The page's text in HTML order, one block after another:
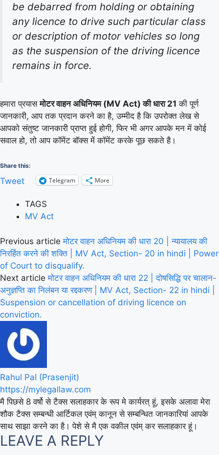
be debarred from holding or obtaining
any licence to drive such particular class
or description of motor vehicles so long
as the suspension of the driving licence
remains in force.
हमारा प्रयासमोटर वाहन अधिनियम (MV Act) की धारा 21 की पूर्ण
जानकारी, आप तक प्रदान करने का है, उम्मीद है कि उपरोक्त लेख से
आपको संतुष्ट जानकारी प्राप्त हुई होगी, फिर भी अगर आपके मन में कोई
सवाल हो, तो आप कॉमेंट बॉक्स में कॉमेंट करके पूछ सकते है।
Share this:
Tweet Telegram More
TAGS
MV Act
Previous article मोटर वाहन अधिनियम की धारा 20 | न्यायालय की
निरर्हित करने की शक्ति | MV Act, Section- 20 in hindi | Power
of Court to disqualify.
Next article मोटर वाहन अधिनियम की धारा 22 | दोषसिद्धि पर चालान-
अनुज्ञप्ति का निलंबन या रद्दकरण | MV Act, Section- 22 in hindi |
Suspension or cancellation of driving licence on
conviction.
Rahul Pal (Prasenjit)
https://mylegallaw.com
मै पिछसे 8 वर्षो से टैक्स सलाहकार के रूप मे कार्यरत् हूं, इसके अलावा मेरा
शौक टैक्स सम्बन्धी आर्टिकल एवंम् कानून से सम्बन्धित जानकारियां आपके
साथ साझा करने का है। पेशे से मै एक वकील एवंम् कर सलाहकार हूं।
LEAVE A REPLY